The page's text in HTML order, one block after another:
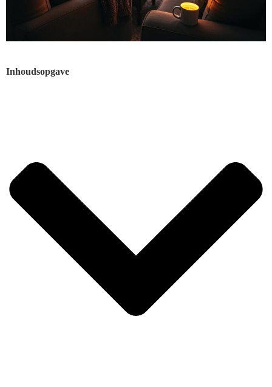
Inhoudsopgave